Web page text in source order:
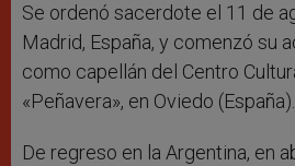
Se ordenó sacerdote el 11 de
Madrid, España, y comenzó su
como capellán del Centro
«Peñavera», en Oviedo (España).
De regreso en la Argentina, en